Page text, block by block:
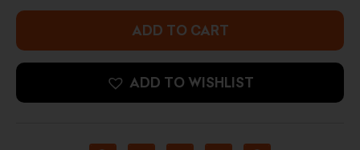
Jar
quantity
ADD TO CART
ADD TO WISHLIST